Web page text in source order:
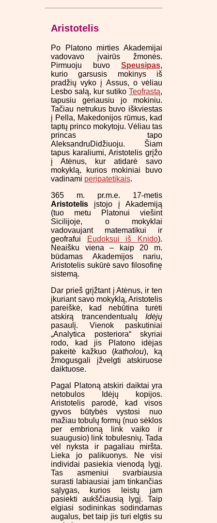
Aristotelis
Po Platono mirties Akademijai
vadovavo įvairūs žmonės.
Pirmuoju buvo Speusipas,
kurio garsusis mokinys iš
pradžių vyko į Assus, o vėliau
Lesbo salą, kur sutiko Teofrastą,
tapusiu geriausiu jo mokiniu.
Tačiau netrukus buvo iškviestas
į Pella, Makedonijos rūmus, kad
taptų princo mokytoju. Vėliau tas
princas tapo
AleksandruDidžiuoju. Šiam
tapus karaliumi, Aristotelis grįžo
į Atėnus, kur atidarė savo
mokyklą, kurios mokiniai buvo
vadinami peripatetikais.
365 m. pr.m.e. 17-metis
Aristotelis įstojo į Akademiją
(tuo metu Platonui viešint
Sicilijoje, o mokyklai
vadovaujant matematikui ir
geofrafui
Eudoksui iš Knido).
Neaišku viena – kaip 20 m.
būdamas Akademijos nariu,
Aristotelis sukūrė savo filosofinę
sistemą.
Dar prieš grįžtant į Atėnus, ir ten
įkuriant savo mokyklą, Aristotelis
pareiškė, kad nebūtina turėti
atskirą trancendentualų Idėjų
pasaulį. Vienok paskutiniai
„Analytica posteriora“ skyriai
rodo, kad jis Platono idėjas
pakeitė kažkuo (katholou), ką
žmogusgali įžvelgti atskiruose
daiktuose.
Pagal Platoną atskiri daiktai yra
netobulos Idėjų kopijos.
Aristotelis parodė, kad visos
gyvos būtybės vystosi nuo
mažiau tobulų formų (nuo sėklos
per embrioną link vaiko ir
suaugusio) link tobulesnių. Tada
vėl nyksta ir pagaliau miršta.
Lieka jo palikuonys. Ne visi
individai pasiekia vienodą lygį.
Tas asmeniui svarbiausia
surasti labiausiai jam tinkančias
sąlygas, kurios leistų jam
pasiekti aukščiausią lygį. Taip
elgiasi sodininkas sodindamas
augalus, bet taip jis turi elgtis su